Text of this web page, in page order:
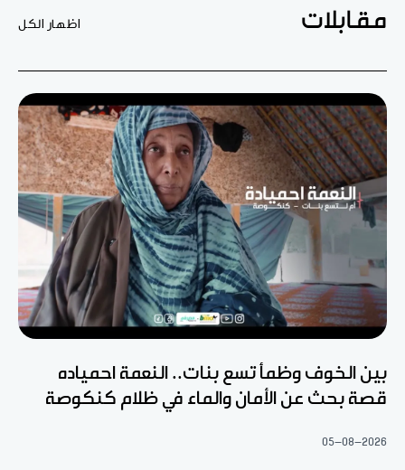
مقابلات اظهار الكل
بين الخوف وظمأ تسع بنات.. النعمة احمياده
قصة بحث عن الأمان والماء في ظلام كنكوصة
05-08-2026